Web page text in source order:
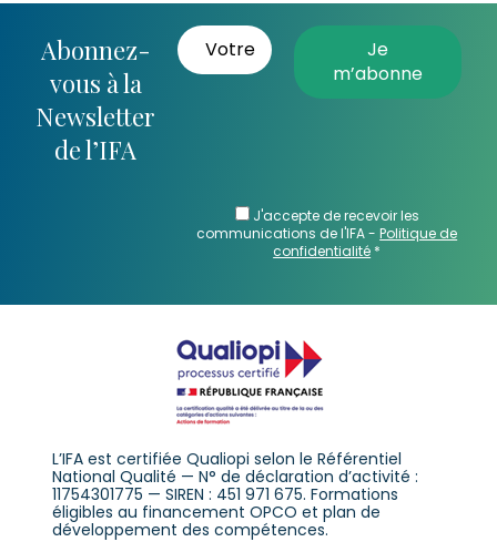
Abonnez-
vous à la
Newsletter
de l’IFA
J'accepte de recevoir les
communications de l'IFA -Politique de
confidentialité *
L’IFA est certifiée Qualiopi selon le Référentiel
National Qualité — N° de déclaration d’activité :
11754301775 — SIREN : 451 971 675. Formations
éligibles au financement OPCO et plan de
développement des compétences.